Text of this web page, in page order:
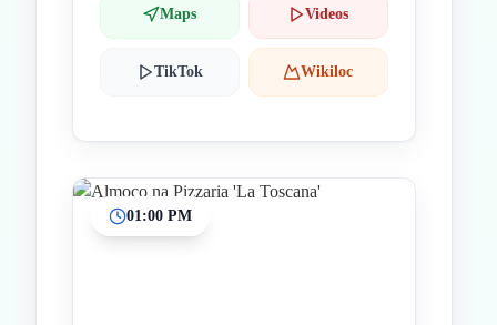
Maps Videos
TikTok Wikiloc
01:00 PM